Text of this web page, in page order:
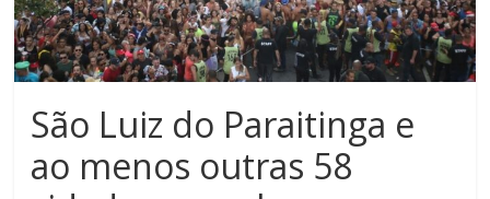
São Luiz do Paraitinga e
ao menos outras 58